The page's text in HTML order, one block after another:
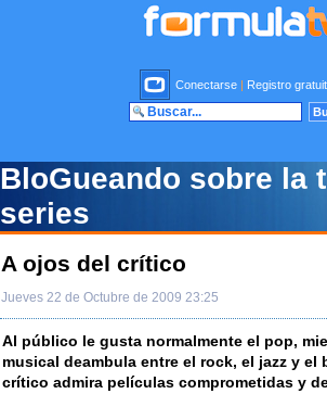
Conectarse | Registro
BloGueando sobre la
series
A ojos del crítico
Jueves 22 de Octubre de 2009 23:25
Al público le gusta normalmente el pop,
musical deambula entre el rock, el jazz y el
crítico admira películas comprometidas y